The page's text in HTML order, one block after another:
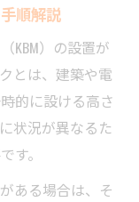
順解説
KBM）の設置が
とは、建築や電
的に設ける高さ
状況が異なるた
す。
ある場合は、そ